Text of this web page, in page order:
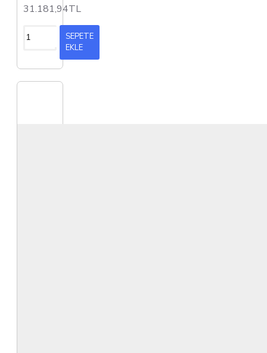
31.181,94TL
SEPETE
EKLE